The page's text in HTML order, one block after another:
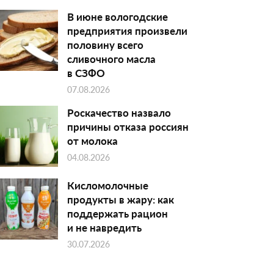
В июне вологодские
предприятия произвели
половину всего
сливочного масла
в СЗФО
07.08.2026
Роскачество назвало
причины отказа россиян
от молока
04.08.2026
Кисломолочные
продукты в жару: как
поддержать рацион
и не навредить
30.07.2026